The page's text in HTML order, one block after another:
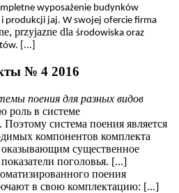
wyposażenie budynków
produkcji jaj. W swojej ofercie firma
przyjazne dla środowiska oraz
[...]
№ 4 2016
поения для разных видов
роль в системе
система поения является
компонентов комплекта
существенное
поголовья. [...]
поения
в свою комплектацию: [...]